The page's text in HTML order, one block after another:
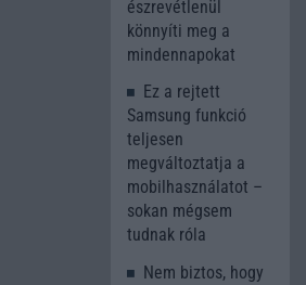
észrevétlenül
könnyíti meg a
mindennapokat
Ez a rejtett
Samsung funkció
teljesen
megváltoztatja a
mobilhasználatot –
sokan mégsem
tudnak róla
Nem biztos, hogy